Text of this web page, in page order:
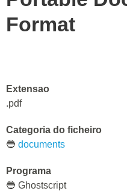
Format
Extensao
.pdf
Categoria do ficheiro
🔵 documents
Programa
🔵 Ghostscript